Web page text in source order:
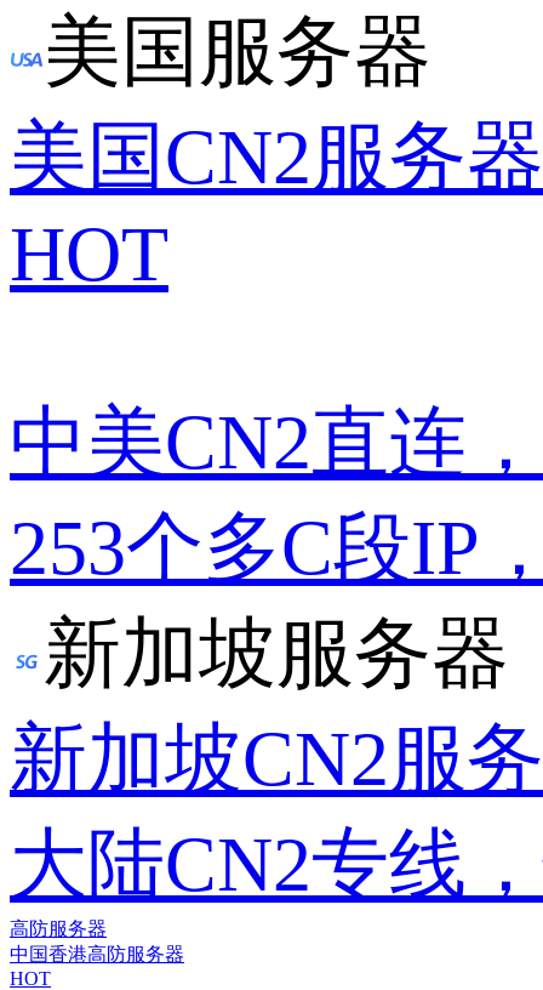
美国服务器
美国CN2服务器
HOT
中美CN2直连
253个多C段IP
新加坡服务器
新加坡CN2服
大陆CN2专线
高防服务器
中国香港高防服务器
HOT